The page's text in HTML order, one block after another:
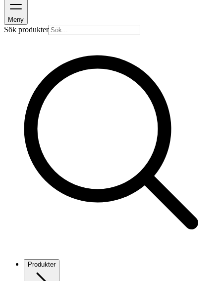
Meny
Sök produkter
Produkter